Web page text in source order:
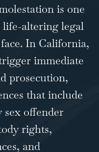
is one
life-altering legal
In California,
immediate
prosecution,
that include
sex offender
rights,
and